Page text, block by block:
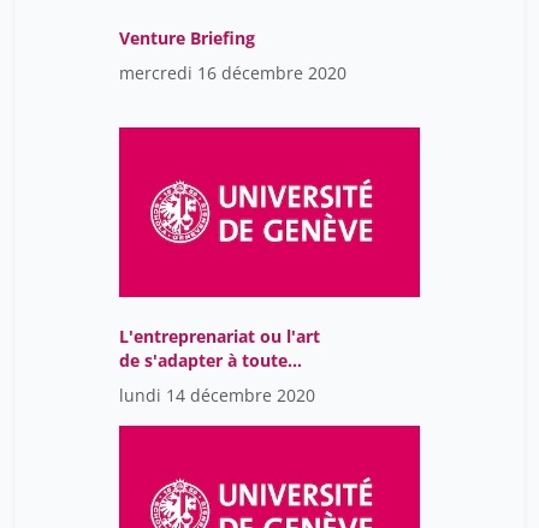
Venture Briefing
mercredi 16 décembre 2020
L'entreprenariat ou l'art
de s'adapter à toute
situation
lundi 14 décembre 2020